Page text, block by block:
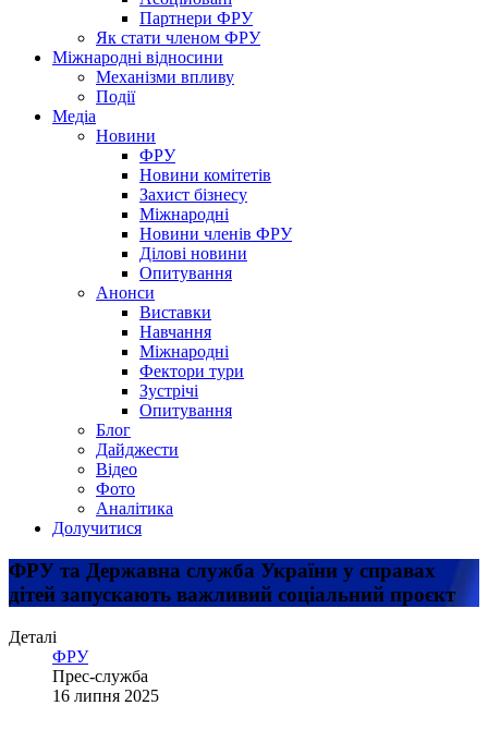
Партнери ФРУ
Як стати членом ФРУ
Міжнародні відносини
Механізми впливу
Події
Медіа
Новини
ФРУ
Новини комітетів
Захист бізнесу
Міжнародні
Новини членів ФРУ
Ділові новини
Опитування
Анонси
Виставки
Навчання
Міжнародні
Фектори тури
Зустрічі
Опитування
Блог
Дайджести
Відео
Фото
Аналітика
Долучитися
ФРУ та Державна служба України у справах
дітей запускають важливий соціальний проєкт
Деталі
ФРУ
Прес-служба
16 липня 2025